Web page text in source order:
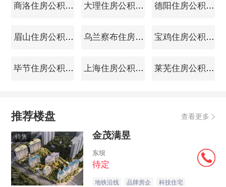
商洛住房公积金查询 大理住房公积金查询 德阳住房公积金查询
眉山住房公积金查询 乌兰察布住房公积金查询 宝鸡住房公积金查询
毕节住房公积金查询 上海住房公积金查询 莱芜住房公积金查询
推荐楼盘 查看更多
待售 金茂满昱
东坝
待定
地铁沿线 品牌房企 科技住宅